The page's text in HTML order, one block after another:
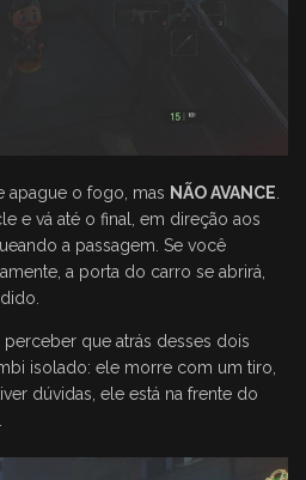
apague o fogo, mas NÃO AVANCE
e vá até o final, em direção aos
a passagem. Se você
a porta do carro se abrirá,
que atrás desses dois
isolado: ele morre com um tiro,
dúvidas, ele está na frente do